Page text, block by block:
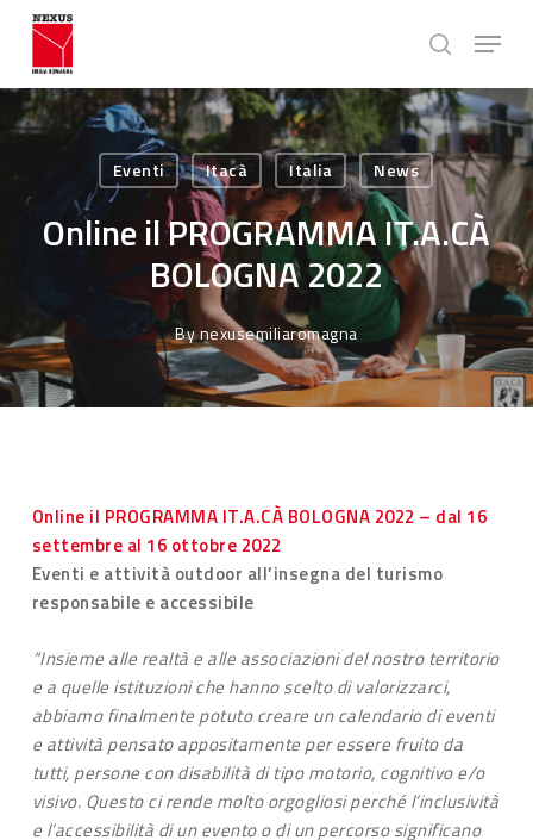
Skip
main
content
search
Menu
Eventi Itacà Italia News
Online il PROGRAMMA IT.A.CÀ
BOLOGNA 2022
Bynexusemiliaromagna
Online il PROGRAMMA IT.A.CÀ BOLOGNA 2022 – dal 16
settembre al 16 ottobre 2022
Eventi e attività outdoor all’insegna del turismo
responsabile e accessibile
“Insieme alle realtà e alle associazioni del nostro territorio
e a quelle istituzioni che hanno scelto di valorizzarci,
abbiamo finalmente potuto creare un calendario di eventi
e attività pensato appositamente per essere fruito da
tutti, persone con disabilità di tipo motorio, cognitivo e/o
visivo. Questo ci rende molto orgogliosi perché l’inclusività
e l’accessibilità di un evento o di un percorso significano
Menu